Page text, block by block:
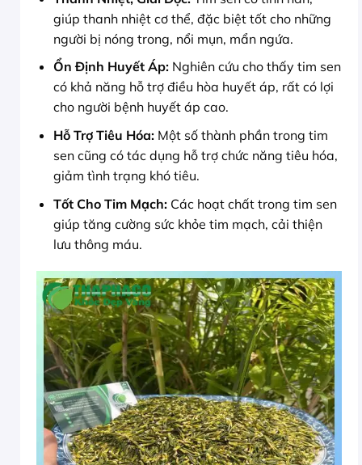
giúp thanh nhiệt cơ thể, đặc biệt tốt cho những
người bị nóng trong, nổi mụn, mẩn ngứa.
Ổn Định Huyết Áp:Nghiên cứu cho thấy tim sen
có khả năng hỗ trợ điều hòa huyết áp, rất có lợi
cho người bệnh huyết áp cao.
Hỗ Trợ Tiêu Hóa:Một số thành phần trong tim
sen cũng có tác dụng hỗ trợ chức năng tiêu hóa,
giảm tình trạng khó tiêu.
Tốt Cho Tim Mạch:Các hoạt chất trong tim sen
giúp tăng cường sức khỏe tim mạch, cải thiện
lưu thông máu.